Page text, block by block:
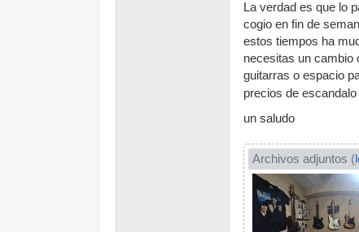
La verdad es que lo
cogio en fin de
estos tiempos ha
necesitas un cambio
guitarras o espacio
precios de
un saludo
Archivos adjuntos (